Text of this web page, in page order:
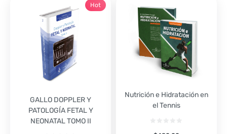
GALLO DOPPLER Y
PATOLOGÍA FETAL Y
NEONATAL TOMO II
Hot
Nutrición e Hidratación en
el Tennis